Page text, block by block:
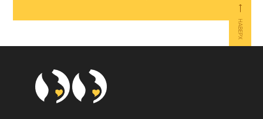
⟵
НАВЕРХ